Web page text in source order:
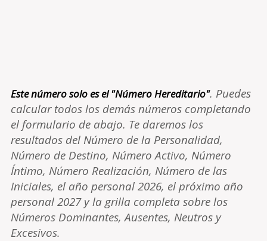
Este número solo es el "Número Hereditario". Puedes
calcular todos los demás números completando
el formulario de abajo. Te daremos los
resultados del Número de la Personalidad,
Número de Destino, Número Activo, Número
Íntimo, Número Realización, Número de las
Iniciales, el año personal 2026, el próximo año
personal 2027 y la grilla completa sobre los
Números Dominantes, Ausentes, Neutros y
Excesivos.